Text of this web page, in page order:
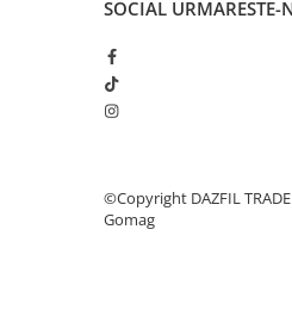
SOCIAL
©Copyright DAZFIL TRADE
Gomag